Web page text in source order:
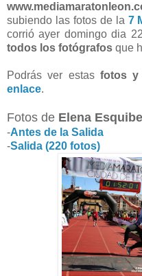
subiendo las fotos de la 7
corrió ayer domingo dia
todos los fotógrafos que
Podrás ver estasfotos y
enlace.
Fotos de Elena Esquibel
-Antes de la Salida
-Salida (220 fotos)